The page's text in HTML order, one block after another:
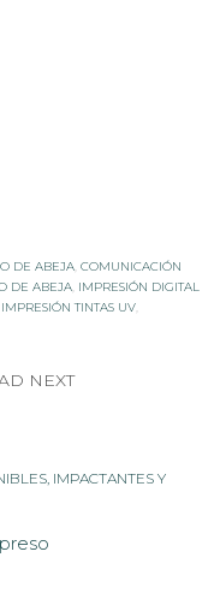
DE ABEJA COMUNICACIÓN
DE ABEJA IMPRESIÓN DIGITAL
IMPRESIÓN TINTAS UV
NEXT
IMPACTANTES Y